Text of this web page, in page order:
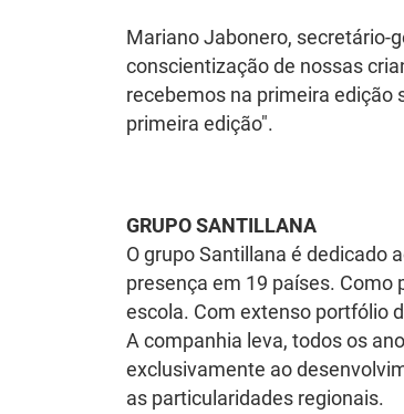
Mariano Jabonero, secretário-
conscientização de nossas
recebemos na primeira edição
primeira edição".
GRUPO SANTILLANA
O grupo Santillana é dedicado
presença em 19 países.
escola. Com extenso portfólio
A companhia leva, todos os
exclusivamente ao
as particularidades regionais.